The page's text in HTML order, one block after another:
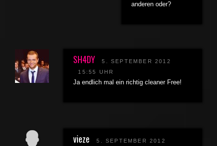
anderen oder?
SH4DY
5. SEPTEMBER 2012
15:55 UHR
Ja endlich mal ein richtig cleaner Free!
vieze
5. SEPTEMBER 2012